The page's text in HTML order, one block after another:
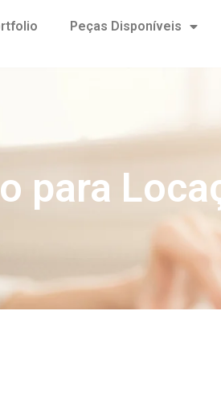
Peças Disponíveis
para